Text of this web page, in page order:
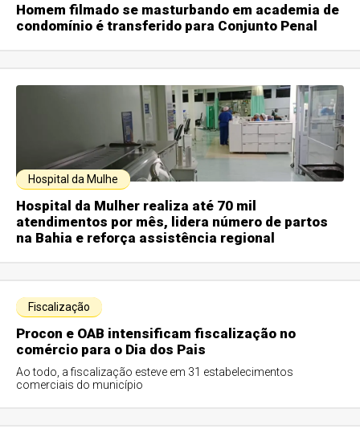
Homem filmado se masturbando em academia de
condomínio é transferido para Conjunto Penal
Hospital da Mulhe
Hospital da Mulher realiza até 70 mil
atendimentos por mês, lidera número de partos
na Bahia e reforça assistência regional
Fiscalização
Procon e OAB intensificam fiscalização no
comércio para o Dia dos Pais
Ao todo, a fiscalização esteve em 31 estabelecimentos
comerciais do município